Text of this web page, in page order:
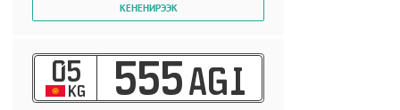
05
KG 555 AGI